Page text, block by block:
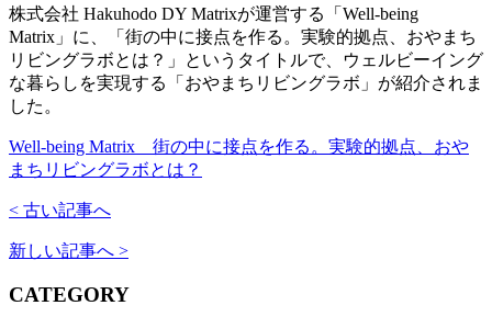
株式会社 Hakuhodo DY Matrixが運営する「Well-being
Matrix」に、「街の中に接点を作る。実験的拠点、おやまち
リビングラボとは？」というタイトルで、ウェルビーイング
な暮らしを実現する「おやまちリビングラボ」が紹介されま
した。
Well-being Matrix 街の中に接点を作る。実験的拠点、おや
まちリビングラボとは？
< 古い記事へ
新しい記事へ >
CATEGORY